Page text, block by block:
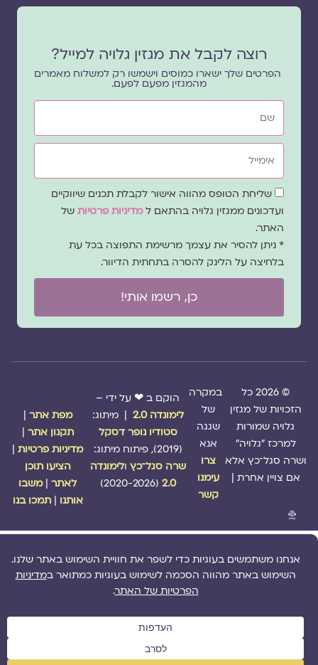
רוצה לקבל את מגזין גלויה למייל?
הפרטים שלך ישארו כמוסים וישמשו רק למשלוח מאמרים
מהמגזין מפעם לפעם.
שם
אימייל
שדהשליחת הטופס מהווה אישור לקבלת תכנים שיווקיים
ועדכונים ממגזין גלויה בהתאם ל מדיניות פרטיותשל
האתר.
* ניתן להסיר את עצמך מרשימת התפוצה בכל עת
בלחיצה על הלינק להסרה בתחתית הדיוור.
כן, רשמו אותי!
© 2026 כל
הזכויות של מגזין
גלויה שמורות
למרכז "גלויה"
ושרה סגל־כץ אלא
אם צויין אחרת |
במקרה
של
שגגה
אנא
צרו
עימנו
קשר
הוקם ב ❤ על ידי –
לימונדה 2.0
| מיתוג:
סטודיו נופר דסקל
שרה סגל־כץולימונדה
2.0
(2020-2026)
מפת אתר|
תקנון אתר|
מדיניות פרטיות|
הציעו תוכן
לאתר| משבו
אותנו| תמכו בנו